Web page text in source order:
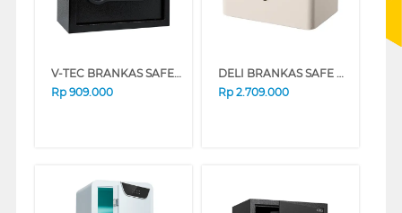
V-TEC BRANKAS SAFE BOX VT-SDB_20ESF
Rp 909.000
DELI BRANKAS SAFE BOX AE205 FINGER WHITE
Rp 2.709.000